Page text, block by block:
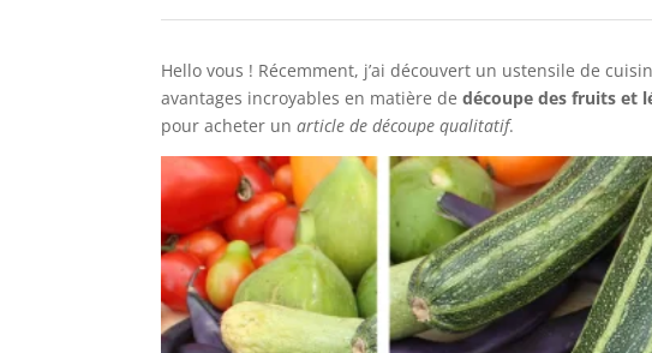
Hello vous ! Récemment, j’ai découvert un ustensile de
avantages incroyables en matière dedécoupe des fruits et
pour acheter unarticle de découpe qualitatif.